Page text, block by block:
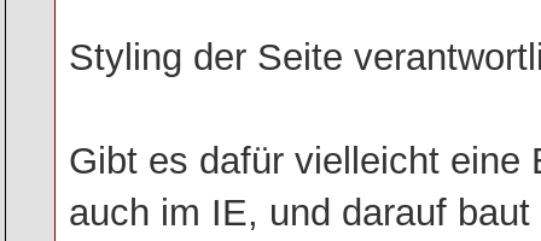
Styling der Seite
Gibt es dafür vielleicht eine
auch im IE, und darauf